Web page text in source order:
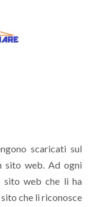
scaricati sul
sito web. Ad ogni
sito web che li ha
che li riconosce